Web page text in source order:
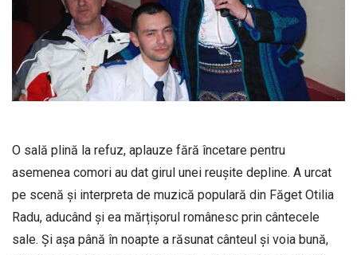
O sală plină la refuz, aplauze fără încetare pentru
asemenea comori au dat girul unei reușite depline. A urcat
pe scenă și interpreta de muzică populară din Făget Otilia
Radu, aducând și ea mărțișorul românesc prin cântecele
sale. Și așa până în noapte a răsunat cânteul și voia bună,